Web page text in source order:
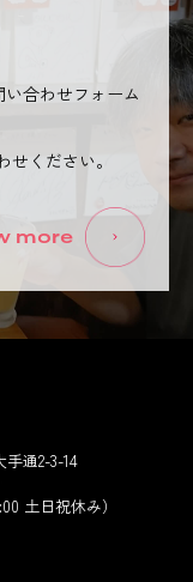
合わせフォーム
ください。
more
通2-3-14
土日祝休み）